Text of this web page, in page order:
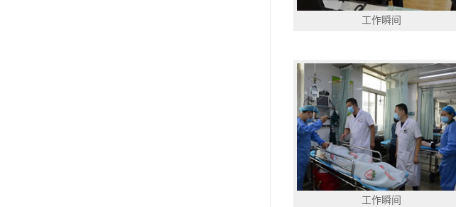
工作瞬间
工作瞬间